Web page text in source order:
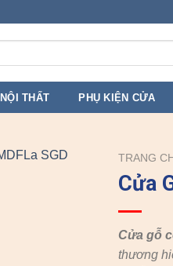
NỘI THẤT PHỤ KIỆN CỬA
TRANG
Cửa
Cửa gỗ
thương